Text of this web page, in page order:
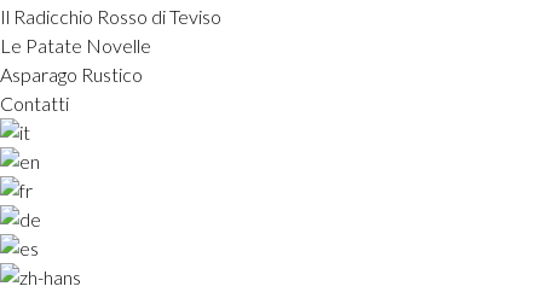
Il Radicchio Rosso di Teviso
Le Patate Novelle
Asparago Rustico
Contatti